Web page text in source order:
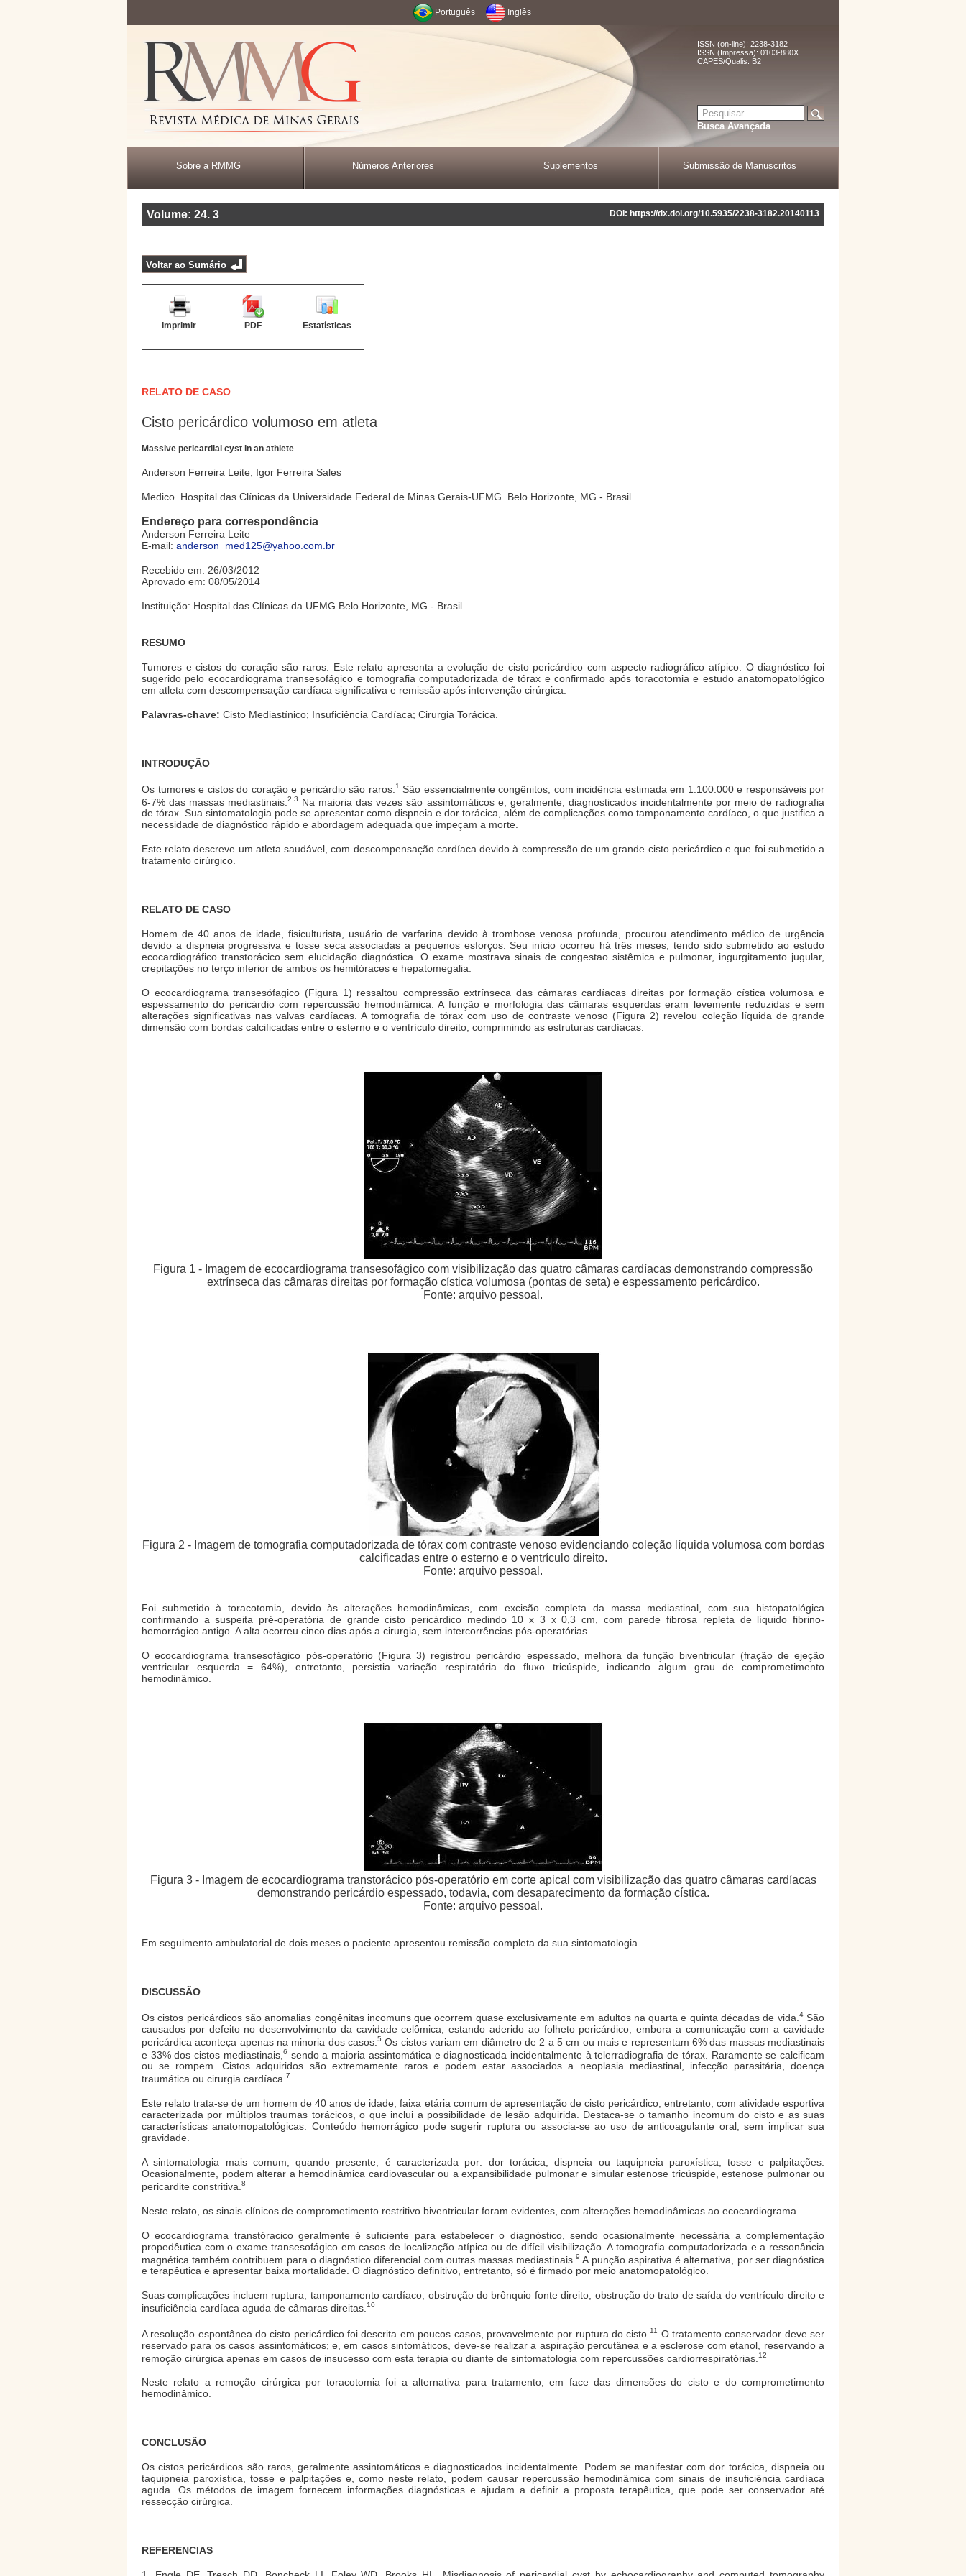
Português Inglês
ISSN (on-line): 2238-3182
ISSN (Impressa): 0103-880X
CAPES/Qualis: B2
Busca Avançada
Sobre a RMMG Números Anteriores Suplementos Submissão de Manuscritos
Volume: 24. 3 DOI: https://dx.doi.org/10.5935/2238-3182.20140113
Voltar ao Sumário
Imprimir PDF Estatísticas
RELATO DE CASO
Cisto pericárdico volumoso em atleta
Massive pericardial cyst in an athlete
Anderson Ferreira Leite; Igor Ferreira Sales
Medico. Hospital das Clínicas da Universidade Federal de Minas Gerais-UFMG. Belo Horizonte, MG - Brasil
Endereço para correspondência
Anderson Ferreira Leite
E-mail: anderson_med125@yahoo.com.br
Recebido em: 26/03/2012
Aprovado em: 08/05/2014
Instituição: Hospital das Clínicas da UFMG Belo Horizonte, MG - Brasil
RESUMO
Tumores e cistos do coração são raros. Este relato apresenta a evolução de cisto pericárdico com aspecto radiográfico atípico. O diagnóstico foi
sugerido pelo ecocardiograma transesofágico e tomografia computadorizada de tórax e confirmado após toracotomia e estudo anatomopatológico
em atleta com descompensação cardíaca significativa e remissão após intervenção cirúrgica.
Palavras-chave: Cisto Mediastínico; Insuficiência Cardíaca; Cirurgia Torácica.
INTRODUÇÃO
Os tumores e cistos do coração e pericárdio são raros. 1 São essencialmente congênitos, com incidência estimada em 1:100.000 e responsáveis por
6-7% das massas mediastinais.2,3
Na maioria das vezes são assintomáticos e, geralmente, diagnosticados incidentalmente por meio de radiografia
de tórax. Sua sintomatologia pode se apresentar como dispneia e dor torácica, além de complicações como tamponamento cardíaco, o que justifica a
necessidade de diagnóstico rápido e abordagem adequada que impeçam a morte.
Este relato descreve um atleta saudável, com descompensação cardíaca devido à compressão de um grande cisto pericárdico e que foi submetido a
tratamento cirúrgico.
RELATO DE CASO
Homem de 40 anos de idade, fisiculturista, usuário de varfarina devido à trombose venosa profunda, procurou atendimento médico de urgência
devido a dispneia progressiva e tosse seca associadas a pequenos esforços. Seu início ocorreu há três meses, tendo sido submetido ao estudo
ecocardiográfico transtorácico sem elucidação diagnóstica. O exame mostrava sinais de congestao sistêmica e pulmonar, ingurgitamento jugular,
crepitações no terço inferior de ambos os hemitóraces e hepatomegalia.
O ecocardiograma transesófagico (Figura 1) ressaltou compressão extrínseca das câmaras cardíacas direitas por formação cística volumosa e
espessamento do pericárdio com repercussão hemodinâmica. A função e morfologia das câmaras esquerdas eram levemente reduzidas e sem
alterações significativas nas valvas cardíacas. A tomografia de tórax com uso de contraste venoso (Figura 2) revelou coleção líquida de grande
dimensão com bordas calcificadas entre o esterno e o ventrículo direito, comprimindo as estruturas cardíacas.
Figura 1 - Imagem de ecocardiograma transesofágico com visibilização das quatro câmaras cardíacas demonstrando compressão
extrínseca das câmaras direitas por formação cística volumosa (pontas de seta) e espessamento pericárdico.
Fonte: arquivo pessoal.
Figura 2 - Imagem de tomografia computadorizada de tórax com contraste venoso evidenciando coleção líquida volumosa com bordas
calcificadas entre o esterno e o ventrículo direito.
Fonte: arquivo pessoal.
Foi submetido à toracotomia, devido às alterações hemodinâmicas, com excisão completa da massa mediastinal, com sua histopatológica
confirmando a suspeita pré-operatória de grande cisto pericárdico medindo 10 x 3 x 0,3 cm, com parede fibrosa repleta de líquido fibrino-
hemorrágico antigo. A alta ocorreu cinco dias após a cirurgia, sem intercorrências pós-operatórias.
O ecocardiograma transesofágico pós-operatório (Figura 3) registrou pericárdio espessado, melhora da função biventricular (fração de ejeção
ventricular esquerda = 64%), entretanto, persistia variação respiratória do fluxo tricúspide, indicando algum grau de comprometimento
hemodinâmico.
Figura 3 - Imagem de ecocardiograma transtorácico pós-operatório em corte apical com visibilização das quatro câmaras cardíacas
demonstrando pericárdio espessado, todavia, com desaparecimento da formação cística.
Fonte: arquivo pessoal.
Em seguimento ambulatorial de dois meses o paciente apresentou remissão completa da sua sintomatologia.
DISCUSSÃO
Os cistos pericárdicos são anomalias congênitas incomuns que ocorrem quase exclusivamente em adultos na quarta e quinta décadas de vida. 4São
causados por defeito no desenvolvimento da cavidade celômica, estando aderido ao folheto pericárdico, embora a comunicação com a cavidade
pericárdica aconteça apenas na minoria dos casos. 5 Os cistos variam em diâmetro de 2 a 5 cm ou mais e representam 6% das massas mediastinais
e 33% dos cistos mediastinais, 6 sendo a maioria assintomática e diagnosticada incidentalmente à telerradiografia de tórax. Raramente se calcificam
ou se rompem. Cistos adquiridos são extremamente raros e podem estar associados a neoplasia mediastinal, infecção parasitária, doença
traumática ou cirurgia cardíaca. 7
Este relato trata-se de um homem de 40 anos de idade, faixa etária comum de apresentação de cisto pericárdico, entretanto, com atividade esportiva
caracterizada por múltiplos traumas torácicos, o que inclui a possibilidade de lesão adquirida. Destaca-se o tamanho incomum do cisto e as suas
características anatomopatológicas. Conteúdo hemorrágico pode sugerir ruptura ou associa-se ao uso de anticoagulante oral, sem implicar sua
gravidade.
A sintomatologia mais comum, quando presente, é caracterizada por: dor torácica, dispneia ou taquipneia paroxística, tosse e palpitações.
Ocasionalmente, podem alterar a hemodinâmica cardiovascular ou a expansibilidade pulmonar e simular estenose tricúspide, estenose pulmonar ou
pericardite constritiva. 8
Neste relato, os sinais clínicos de comprometimento restritivo biventricular foram evidentes, com alterações hemodinâmicas ao ecocardiograma.
O ecocardiograma transtóracico geralmente é suficiente para estabelecer o diagnóstico, sendo ocasionalmente necessária a complementação
propedêutica com o exame transesofágico em casos de localização atípica ou de difícil visibilização. A tomografia computadorizada e a ressonância
magnética também contribuem para o diagnóstico diferencial com outras massas mediastinais.9 A punção aspirativa é alternativa, por ser diagnóstica
e terapêutica e apresentar baixa mortalidade. O diagnóstico definitivo, entretanto, só é firmado por meio anatomopatológico.
Suas complicações incluem ruptura, tamponamento cardíaco, obstrução do brônquio fonte direito, obstrução do trato de saída do ventrículo direito e
insuficiência cardíaca aguda de câmaras direitas. 10
A resolução espontânea do cisto pericárdico foi descrita em poucos casos, provavelmente por ruptura do cisto.11
O tratamento conservador deve ser
reservado para os casos assintomáticos; e, em casos sintomáticos, deve-se realizar a aspiração percutânea e a esclerose com etanol, reservando a
remoção cirúrgica apenas em casos de insucesso com esta terapia ou diante de sintomatologia com repercussões cardiorrespiratórias. 12
Neste relato a remoção cirúrgica por toracotomia foi a alternativa para tratamento, em face das dimensões do cisto e do comprometimento
hemodinâmico.
CONCLUSÃO
Os cistos pericárdicos são raros, geralmente assintomáticos e diagnosticados incidentalmente. Podem se manifestar com dor torácica, dispneia ou
taquipneia paroxística, tosse e palpitações e, como neste relato, podem causar repercussão hemodinâmica com sinais de insuficiência cardíaca
aguda. Os métodos de imagem fornecem informações diagnósticas e ajudam a definir a proposta terapêutica, que pode ser conservador até
ressecção cirúrgica.
REFERENCIAS